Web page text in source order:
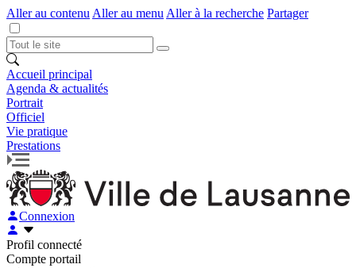
Aller au contenu Aller au menu Aller à la recherche Partager
Accueil principal
Agenda & actualités
Portrait
Officiel
Vie pratique
Prestations
Connexion
Profil connecté
Compte portail